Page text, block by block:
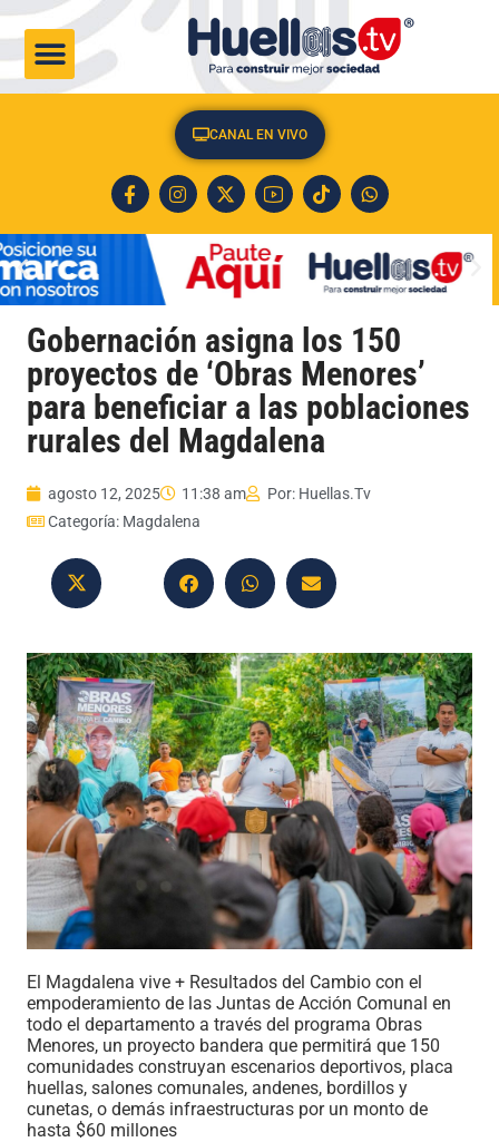
CANAL EN VIVO
Gobernación asigna los 150
proyectos de ‘Obras Menores’
para beneficiar a las poblaciones
rurales del Magdalena
agosto 12, 2025 11:38 am Por: Huellas.Tv
Categoría: Magdalena
El Magdalena vive + Resultados del Cambio con el
empoderamiento de las Juntas de Acción Comunal en
todo el departamento a través del programa Obras
Menores, un proyecto bandera que permitirá que 150
comunidades construyan escenarios deportivos, placa
huellas, salones comunales, andenes, bordillos y
cunetas, o demás infraestructuras por un monto de
hasta $60 millones